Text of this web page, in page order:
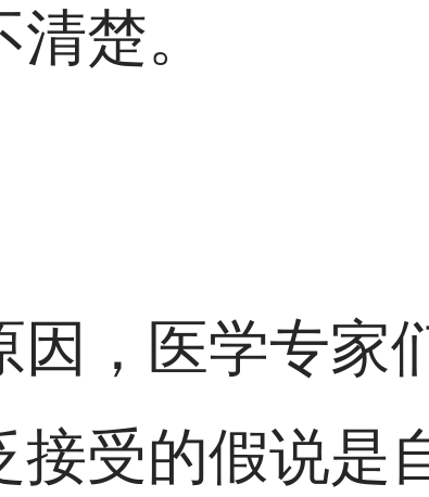
楚。
，医学专家
受的假说是